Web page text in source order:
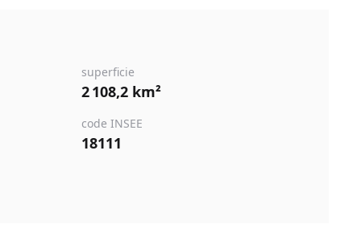
superficie
2 108,2 km²
code INSEE
18111